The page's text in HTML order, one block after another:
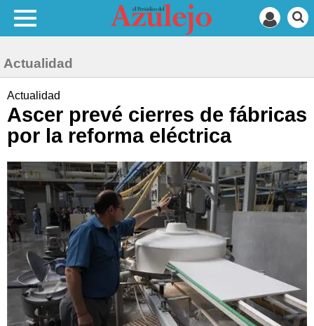
Actualidad
Actualidad
Ascer prevé cierres de fábricas
por la reforma eléctrica